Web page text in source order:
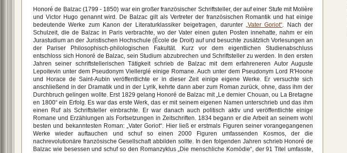
Honoré de Balzac (1799 - 1850) war ein großer französischer Schriftsteller, der auf einer Stufe mit Molière
und Victor Hugo genannt wird. De Balzac gilt als Vertreter der französischen Romantik und hat einige
bedeutende Werke zum Kanon der Literaturklassiker beigetragen, darunter „Vater Goriot“. Nach der
Schulzeit, die de Balzac in Paris verbrachte, wo der Vater einen guten Posten innehatte, nahm er ein
Jurastudium an der Juristischen Hochschule (École de Droit) auf und besuchte zusätzlich Vorlesungen an
der Pariser Philosophisch-philologischen Fakultät. Kurz vor dem eigentlichen Studienabschluss
entschloss sich Honoré de Balzac, sein Studium abzubrechen und Schriftsteller zu werden. In den ersten
Jahren seiner schriftstellerischen Tätigkeit schrieb de Balzac mit dem erfahreneren Autor Auguste
Lepoitevin unter dem Pseudonym Viellerglé einige Romane. Auch unter dem Pseudonym Lord R'Hoone
und Horace de Saint-Aubin veröffentlichte er in dieser Zeit einige eigene Werke. Er versuchte sich
anschließend in der Dramatik und in der Lyrik, kehrte dann aber zum Roman zurück, ohne, dass ihm der
Durchbruch gelingen wollte. Erst 1829 gelang Honoré de Balzac mit „Le dernier Chouan, ou La Bretagne
en 1800“ ein Erfolg. Es war das erste Werk, das er mit seinem eigenen Namen unterschrieb und das ihm
einen Ruf als Schriftsteller einbrachte. Er war danach auch politisch aktiv und veröffentlichte einige
Romane und Erzählungen als Fortsetzungen in Zeitschriften. 1834 begann er die Arbeit an seinem wohl
besten und bekanntesten Roman: „Vater Goriot“. Hier ließ er erstmals Figuren seiner vorangegangenen
Werke wieder auftauchen und schuf so einen 2000 Figuren umfassenden Kosmos, der die
nachrevolutionäre französische Gesellschaft abbilden sollte. In den folgenden Jahren schrieb Honoré de
Balzac wie besessen und schuf so den Romanzyklus „Die menschliche Komödie“, der 91 Titel umfasste,